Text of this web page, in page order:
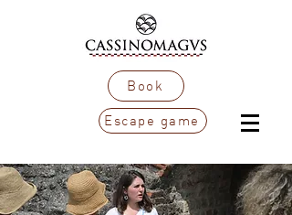
Book
Escape game